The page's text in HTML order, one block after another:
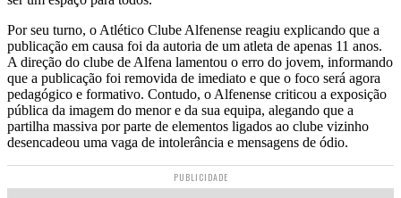
Por seu turno, o Atlético Clube Alfenense reagiu explicando que a
publicação em causa foi da autoria de um atleta de apenas 11 anos.
A direção do clube de Alfena lamentou o erro do jovem, informando
que a publicação foi removida de imediato e que o foco será agora
pedagógico e formativo. Contudo, o Alfenense criticou a exposição
pública da imagem do menor e da sua equipa, alegando que a
partilha massiva por parte de elementos ligados ao clube vizinho
desencadeou uma vaga de intolerância e mensagens de ódio.
PUBLICIDADE